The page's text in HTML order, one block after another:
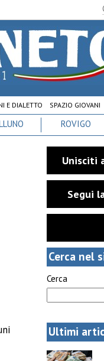
E DIALETTO SPAZIO GIOVANI
ROVIGO
Unisciti
Segui
Cerca nel
Cerca
Ultimi